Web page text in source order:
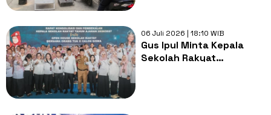
06 Juli 2026 | 18:10 WIB
Gus Ipul Minta Kepala
Sekolah Rakyat